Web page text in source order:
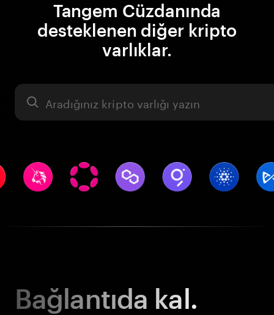
Tangem Cüzdanında
desteklenen diğer kripto
varlıklar.
Varlık
Bağlantıda kal.